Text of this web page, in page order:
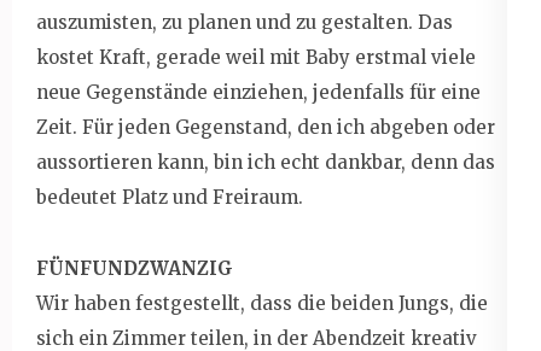
auszumisten, zu planen und zu gestalten. Das
kostet Kraft, gerade weil mit Baby erstmal viele
neue Gegenstände einziehen, jedenfalls für eine
Zeit. Für jeden Gegenstand, den ich abgeben oder
aussortieren kann, bin ich echt dankbar, denn das
bedeutet Platz und Freiraum.
FÜNFUNDZWANZIG
Wir haben festgestellt, dass die beiden Jungs, die
sich ein Zimmer teilen, in der Abendzeit kreativ